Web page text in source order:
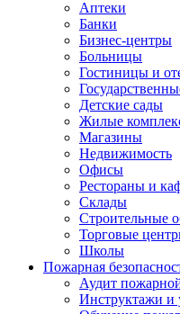
Аптеки
Банки
Бизнес-центры
Больницы
Гостиницы и
Детские сады
Жилые
Магазины
Недвижимость
Офисы
Рестораны и
Склады
Строительные
Торговые
Школы
Пожарная
Аудит
Инструктажи и